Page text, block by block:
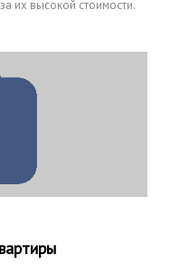
их высокой стоимости.